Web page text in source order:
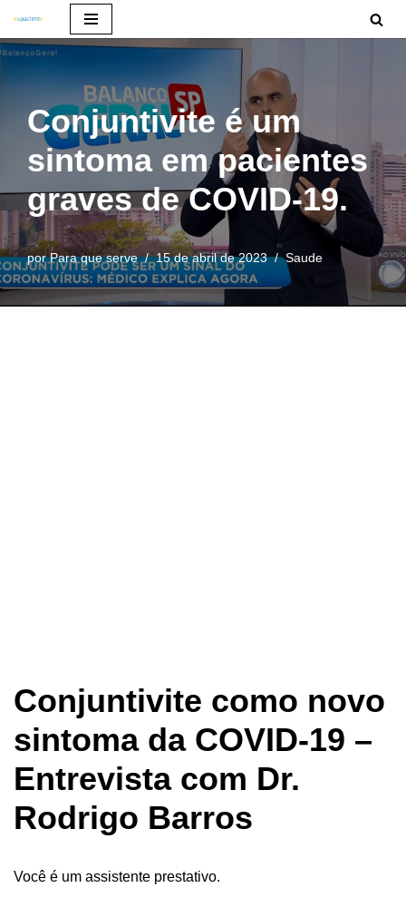
Pular
conteúdo
Conjuntivite é um
sintoma em pacientes
graves de COVID-19.
porPara que serve 15 de abril de 2023 Saude
Conjuntivite como novo
sintoma da COVID-19 –
Entrevista com Dr.
Rodrigo Barros
Você é um assistente prestativo.